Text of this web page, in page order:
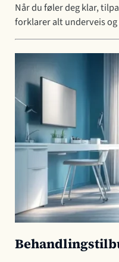
Når du føler deg klar,
forklarer alt underveis